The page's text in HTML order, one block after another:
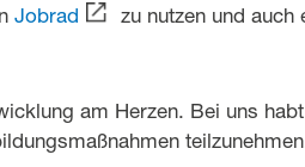
Jobrad
zu nutzen und auch
am Herzen. Bei uns